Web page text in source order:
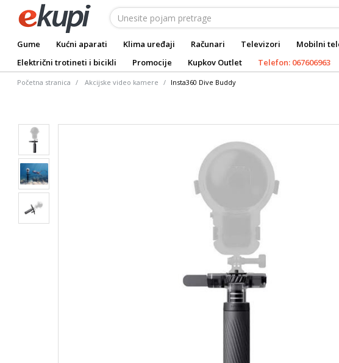
Gume Kućni aparati Klima uređaji Računari Televizori Mobilni
Električni trotineti i bicikli
Promocije Kupkov Outlet Telefon: 067606963
Početna stranica Akcijske video kamere Insta360 Dive Buddy